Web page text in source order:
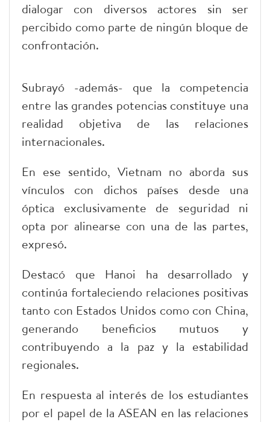
dialogar con diversos actores sin ser
percibido como parte de ningún bloque de
confrontación.
Subrayó -además- que la competencia
entre las grandes potencias constituye una
realidad objetiva de las relaciones
internacionales.
En ese sentido, Vietnam no aborda sus
vínculos con dichos países desde una
óptica exclusivamente de seguridad ni
opta por alinearse con una de las partes,
expresó.
Destacó que Hanoi ha desarrollado y
continúa fortaleciendo relaciones positivas
tanto con Estados Unidos como con China,
generando beneficios mutuos y
contribuyendo a la paz y la estabilidad
regionales.
En respuesta al interés de los estudiantes
por el papel de la ASEAN en las relaciones